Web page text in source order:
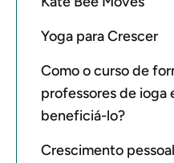
Yoga para Crescer
Como o curso de
professores de ioga
beneficiá-lo?
Crescimento